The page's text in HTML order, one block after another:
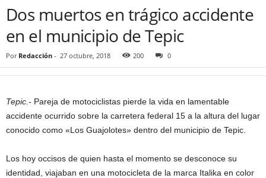
Dos muertos en trágico accidente
en el municipio de Tepic
Por Redacción - 27 octubre, 2018 200 0
Tepic.- Pareja de motociclistas pierde la vida en lamentable
accidente ocurrido sobre la carretera federal 15 a la altura del lugar
conocido como «Los Guajolotes» dentro del municipio de Tepic.
Los hoy occisos de quien hasta el momento se desconoce su
identidad, viajaban en una motocicleta de la marca Italika en color